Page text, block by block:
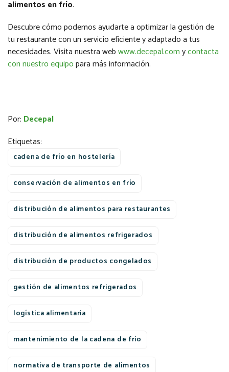
alimentos en frío.
Descubre cómo podemos ayudarte a optimizar la gestión de
tu restaurante con un servicio eficiente y adaptado a tus
necesidades. Visita nuestra webwww.decepal.comycontacta
con nuestro equipopara más información.
Por: Decepal
Etiquetas:
cadena de frío en hostelería
conservación de alimentos en frío
distribución de alimentos para restaurantes
distribución de alimentos refrigerados
distribución de productos congelados
gestión de alimentos refrigerados
logística alimentaria
mantenimiento de la cadena de frío
normativa de transporte de alimentos